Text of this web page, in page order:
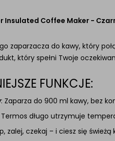
Insulated Coffee Maker -
zaparzacza do kawy, który
który spełni Twoje
FUNKCJE:
: Zaparza do 900 ml kawy, bez
Termos długo utrzymuje
zalej, czekaj – i ciesz się świeżą